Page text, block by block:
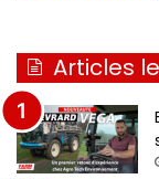
Articles